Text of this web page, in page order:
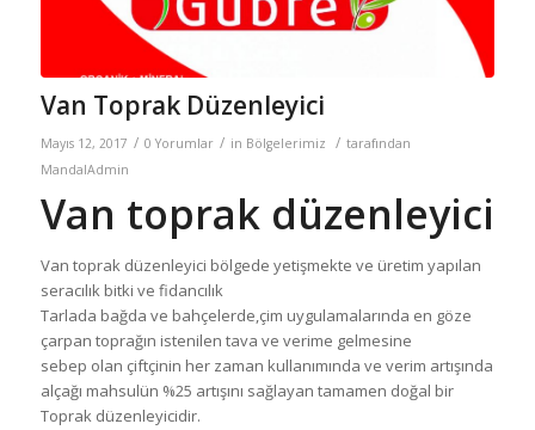
Van Toprak Düzenleyici
Mayıs 12, 2017 / 0 Yorumlar / in Bölgelerimiz / tarafından
MandalAdmin
Van toprak düzenleyici
Van toprak düzenleyici bölgede yetişmekte ve üretim yapılan
seracılık bitki ve fidancılık
Tarlada bağda ve bahçelerde,çim uygulamalarında en göze
çarpan toprağın istenilen tava ve verime gelmesine
sebep olan çiftçinin her zaman kullanımında ve verim artışında
alçağı mahsulün %25 artışını sağlayan tamamen doğal bir
Toprak düzenleyicidir.